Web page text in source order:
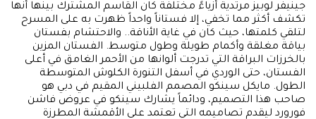
جينيفر لوبيز مرتدية أزياءً مختلفة كان القاسم المشترك بينها أنها
تكشف أكثر مما تخفي، إلا فستاناً واحداً ظهرت به على المسرح
لتلقي كلمتها، حيث كان في غاية الأناقة.. والاحتشام بفستان
بياقة مغلقة وأكمام طويلة وطول متوسط. الفستان المزين
بالخرزات البراقة التي تدرجت ألوانها من الأحمر الغامق في أعلى
الفستان، حتى الوردي في أسفل التنورة الكلوش المتوسطة
الطول. مايكل سينكو المصمم الفلبيني المقيم في دبي هو
صاحب هذا التصميم، ودائماً يشارك سينكو في عروض فاشن
فورورد ليقدم تصاميمه التي تعتمد على الأقمشة المطرزة